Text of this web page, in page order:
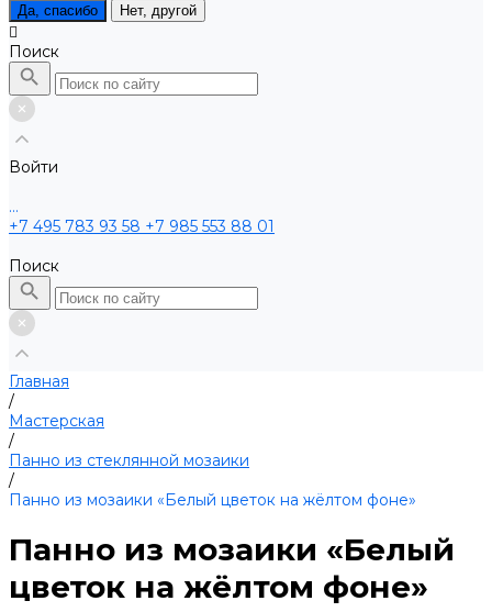
Да, спасибо Нет, другой
Поиск
Войти
...
+7 495 783 93 58 +7 985 553 88 01
Поиск
Главная
/
Мастерская
/
Панно из стеклянной мозаики
/
Панно из мозаики «Белый цветок на жёлтом фоне»
Панно из мозаики «Белый
цветок на жёлтом фоне»